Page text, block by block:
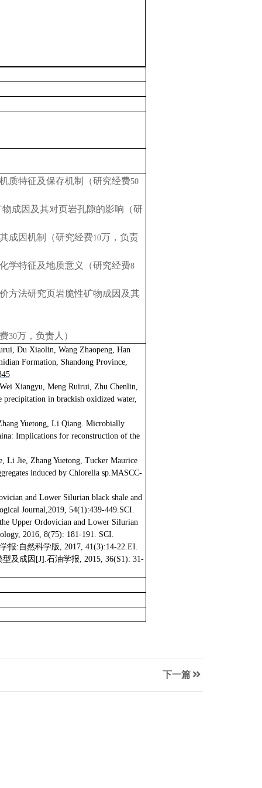
质特征及保存机制（研究经费50
成因及其对页岩孔隙的影响（研
成因机制（研究经费10万，负责
学特征及地质意义（研究经费8
方法研究页岩脆性矿物成因及其
30万，负责人）
Du Xiaolin, Wang Zhaopeng, Han
Formation, Shandong Province,
Xiangyu, Meng Ruirui, Zhu Chenlin,
in brackish oxidized water,
Yuetong, Li Qiang. Microbially
Implications for reconstruction of the
Li Jie, Zhang Yuetong, Tucker Maurice
induced by Chlorella sp.MASCC-
and Lower Silurian black shale and
Journal,2019, 54(1):439-449.SCI.
Upper Ordovician and Lower Silurian
2016, 8(75): 181-191. SCI.
报: 自然科学版 , 2017, 41(3):14-22.EI.
型及成因 [J].石油学报, 2015, 36(S1): 31-
下一篇